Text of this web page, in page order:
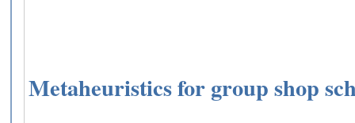
Metaheuristics for group shop